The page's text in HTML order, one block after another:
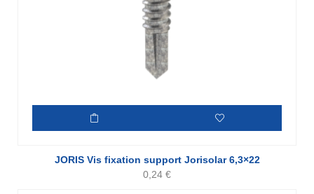
JORIS Vis fixation support Jorisolar 6,3×22
0,24 €